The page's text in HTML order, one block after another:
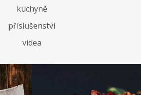
kuchyně
příslušenství
videa